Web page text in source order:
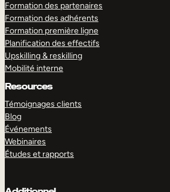
Formation des partenaires
Formation des adhérents
Formation première ligne
Planification des effectifs
Upskilling & reskilling
Mobilité interne
Resources
Témoignages clients
Blog
Événements
Webinaires
Études et rapports